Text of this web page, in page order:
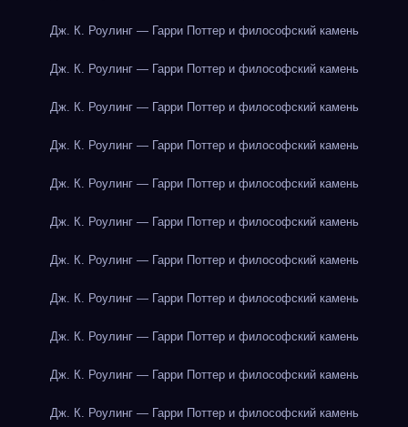
Дж. К. Роулинг — Гарри Поттер и философский камень
Дж. К. Роулинг — Гарри Поттер и философский камень
Дж. К. Роулинг — Гарри Поттер и философский камень
Дж. К. Роулинг — Гарри Поттер и философский камень
Дж. К. Роулинг — Гарри Поттер и философский камень
Дж. К. Роулинг — Гарри Поттер и философский камень
Дж. К. Роулинг — Гарри Поттер и философский камень
Дж. К. Роулинг — Гарри Поттер и философский камень
Дж. К. Роулинг — Гарри Поттер и философский камень
Дж. К. Роулинг — Гарри Поттер и философский камень
Дж. К. Роулинг — Гарри Поттер и философский камень